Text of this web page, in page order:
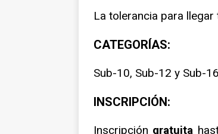
La tolerancia para
CATEGORÍAS:
Sub-10, Sub-12 y Sub-
INSCRIPCIÓN:
Inscripción gratuita